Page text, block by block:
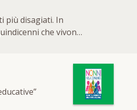
disagiati. In
che vivono
situazioni di
dotata di